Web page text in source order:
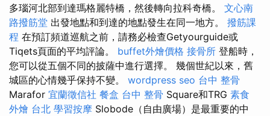
多瑙河北部到達瑪格麗特橋，然後轉向拉科奇橋。 文心南
路撥筋堂 出發地點和到達的地點發生在同一地方。 撥筋課
程 在預訂頻道巡航之前，請務必檢查Getyourguide或
Tiqets頁面的平均評論。 buffet外燴價格 接骨所 登船時，
您可以從五個不同的披薩中進行選擇。 幾個世紀以來，舊
城區的心情幾乎保持不變。 wordpress seo 台中 整骨
Marafor 宜蘭徵信社 餐盒 台中 整骨 Square和TRG 素食
外燴 台北 學習按摩 Slobode（自由廣場）是最重要的中